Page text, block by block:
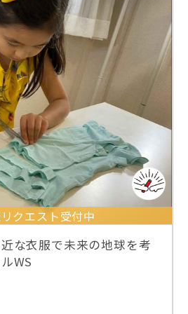
クエスト受付中
近な衣服で未来の地球を考
WS